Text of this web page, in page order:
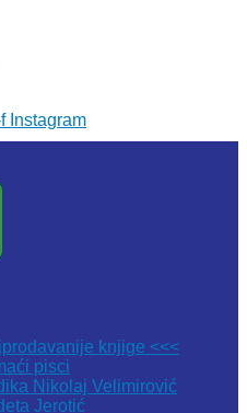
Instagram
knjige <<<
pisci
Nikolaj Velimirović
Jerotić